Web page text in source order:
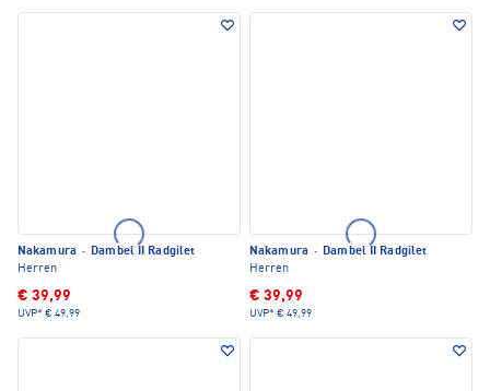
Nakamura · Dambel II Radgilet
Herren
€ 39,99
UVP* € 49,99
Nakamura · Dambel II Radgilet
Herren
€ 39,99
UVP* € 49,99